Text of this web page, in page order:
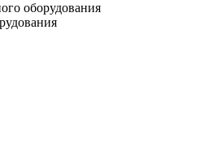
оборудования